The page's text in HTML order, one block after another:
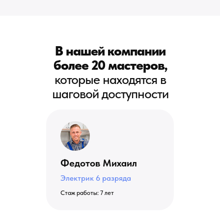
В нашей компании
более 20 мастеров,
которые находятся в
шаговой доступности
Федотов Михаил
Электрик 6 разряда
Стаж работы: 7 лет